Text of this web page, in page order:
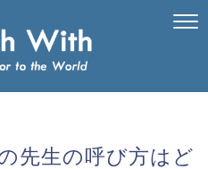
先生の呼び方はど